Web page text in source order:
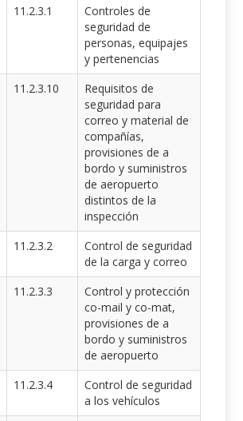
11.2.3.1
Controles de
seguridad de
personas, equipajes
y pertenencias
11.2.3.10
Requisitos de
seguridad para
correo y material de
compañías,
provisiones de a
bordo y suministros
de aeropuerto
distintos de la
inspección
11.2.3.2
Control de seguridad
de la carga y correo
11.2.3.3
Control y protección
co-mail y co-mat,
provisiones de a
bordo y suministros
de aeropuerto
11.2.3.4
Control de seguridad
a los vehículos